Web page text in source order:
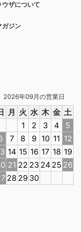
2026年09月の営業日
月 火 水 木 金 土
1
2 3 4
5
7 8 9 10 11 12
14 15 16 17 18 19
21 22 23 24 25 26
28 29 30
ウザについて
ガジン